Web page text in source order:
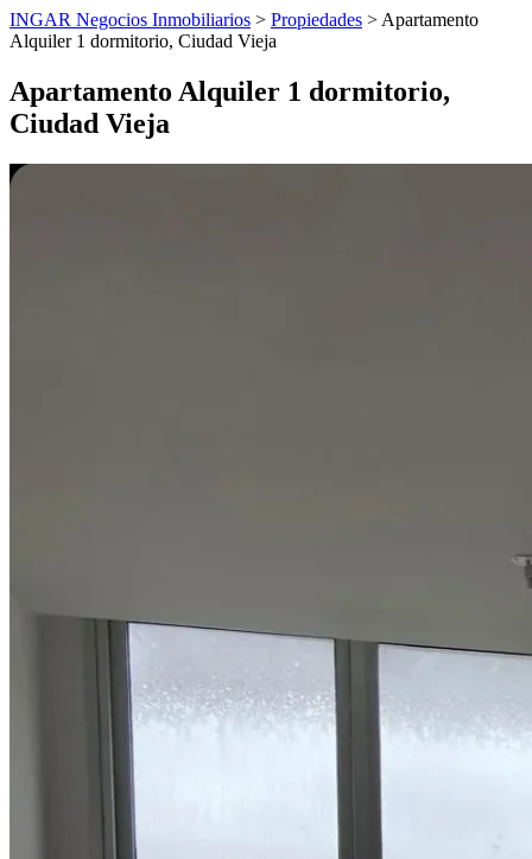
INGAR Negocios Inmobiliarios > Propiedades > Apartamento
Alquiler 1 dormitorio, Ciudad Vieja
Apartamento Alquiler 1 dormitorio,
Ciudad Vieja